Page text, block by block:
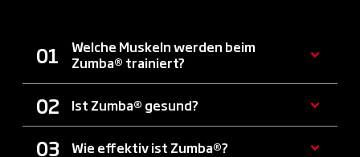
Welche Muskeln werden beim
Zumba® trainiert?
Ist Zumba® gesund?
Wie effektiv ist Zumba®?